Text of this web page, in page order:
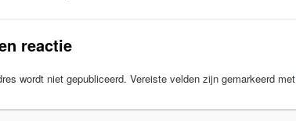
reactie
wordt niet gepubliceerd. Vereiste velden zijn gemarkeerd met